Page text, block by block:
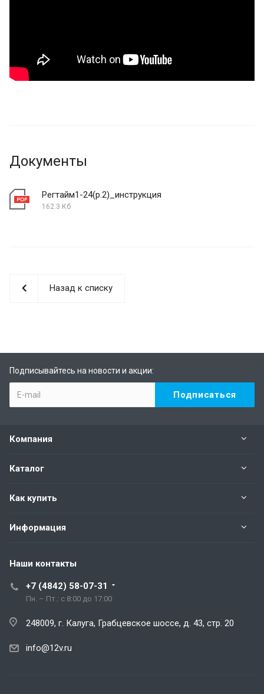
Документы
Регтайм1-24(р.2)_инструкция
162.3 Кб
Назад к списку
Подписывайтесь на новости и акции:
Компания
Каталог
Как купить
Информация
Наши контакты
+7 (4842) 58-07-31
Пн. – Пт.: с 8:00 до 17:00
248009, г. Калуга, Грабцевское шоссе, д. 43, стр. 20
info@12v.ru